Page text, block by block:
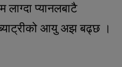
लाग्दा प्यानलबाटै
आयु अझ बढ्छ ।